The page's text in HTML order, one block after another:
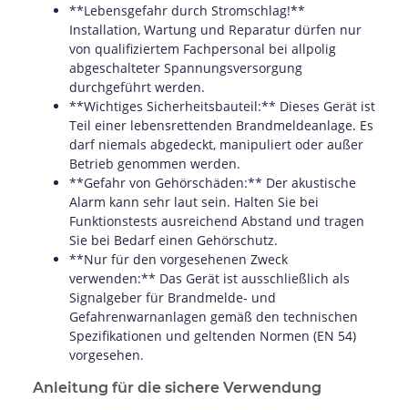
**Lebensgefahr durch Stromschlag!**
Installation, Wartung und Reparatur dürfen nur
von qualifiziertem Fachpersonal bei allpolig
abgeschalteter Spannungsversorgung
durchgeführt werden.
**Wichtiges Sicherheitsbauteil:** Dieses Gerät ist
Teil einer lebensrettenden Brandmeldeanlage. Es
darf niemals abgedeckt, manipuliert oder außer
Betrieb genommen werden.
**Gefahr von Gehörschäden:** Der akustische
Alarm kann sehr laut sein. Halten Sie bei
Funktionstests ausreichend Abstand und tragen
Sie bei Bedarf einen Gehörschutz.
**Nur für den vorgesehenen Zweck
verwenden:** Das Gerät ist ausschließlich als
Signalgeber für Brandmelde- und
Gefahrenwarnanlagen gemäß den technischen
Spezifikationen und geltenden Normen (EN 54)
vorgesehen.
Anleitung für die sichere Verwendung